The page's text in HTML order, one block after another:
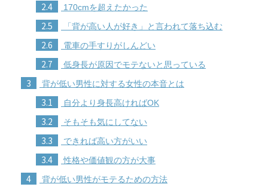
2.4 170cmを超えたかった
2.5 「背が高い人が好き」と言われて落ち込む
2.6 電車の手すりがしんどい
2.7 低身長が原因でモテないと思っている
3 背が低い男性に対する女性の本音とは
3.1 自分より身長高ければOK
3.2 そもそも気にしてない
3.3 できれば高い方がいい
3.4 性格や価値観の方が大事
4 背が低い男性がモテるための方法